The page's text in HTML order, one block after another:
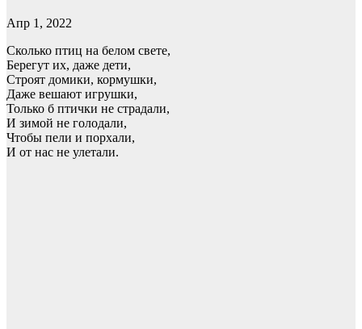
Апр 1, 2022
Сколько птиц на белом свете,
Берегут их, даже дети,
Строят домики, кормушки,
Даже вешают игрушки,
Только б птички не страдали,
И зимой не голодали,
Чтобы пели и порхали,
И от нас не улетали.